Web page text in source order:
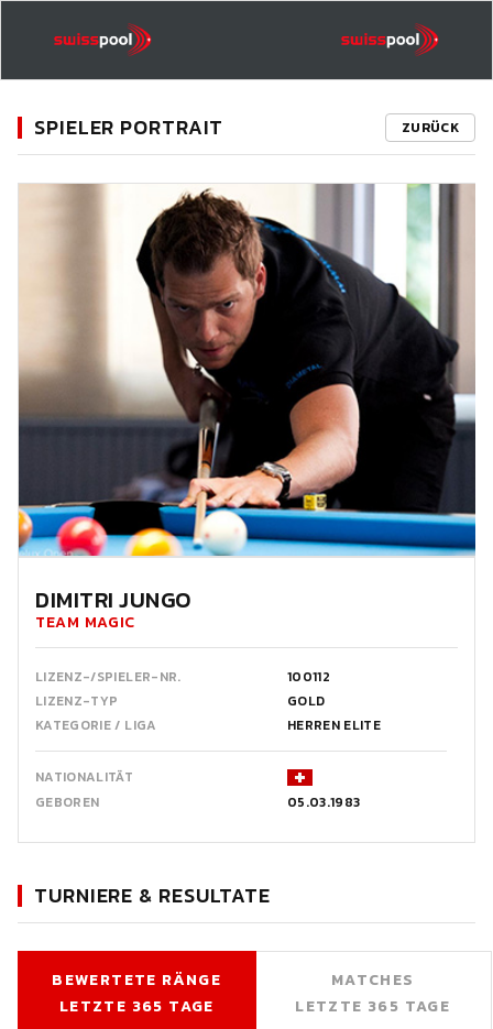
SPIELER PORTRAIT ZURÜCK
DIMITRI JUNGO
TEAM MAGIC
LIZENZ-/SPIELER-NR.
100112
LIZENZ-TYP
GOLD
KATEGORIE / LIGA
HERREN ELITE
NATIONALITÄT
GEBOREN
05.03.1983
TURNIERE & RESULTATE
BEWERTETE RÄNGE
LETZTE 365 TAGE
MATCHES
LETZTE 365 TAGE